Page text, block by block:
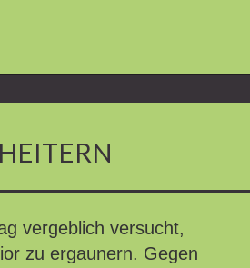
vergeblich versucht,
zu ergaunern. Gegen